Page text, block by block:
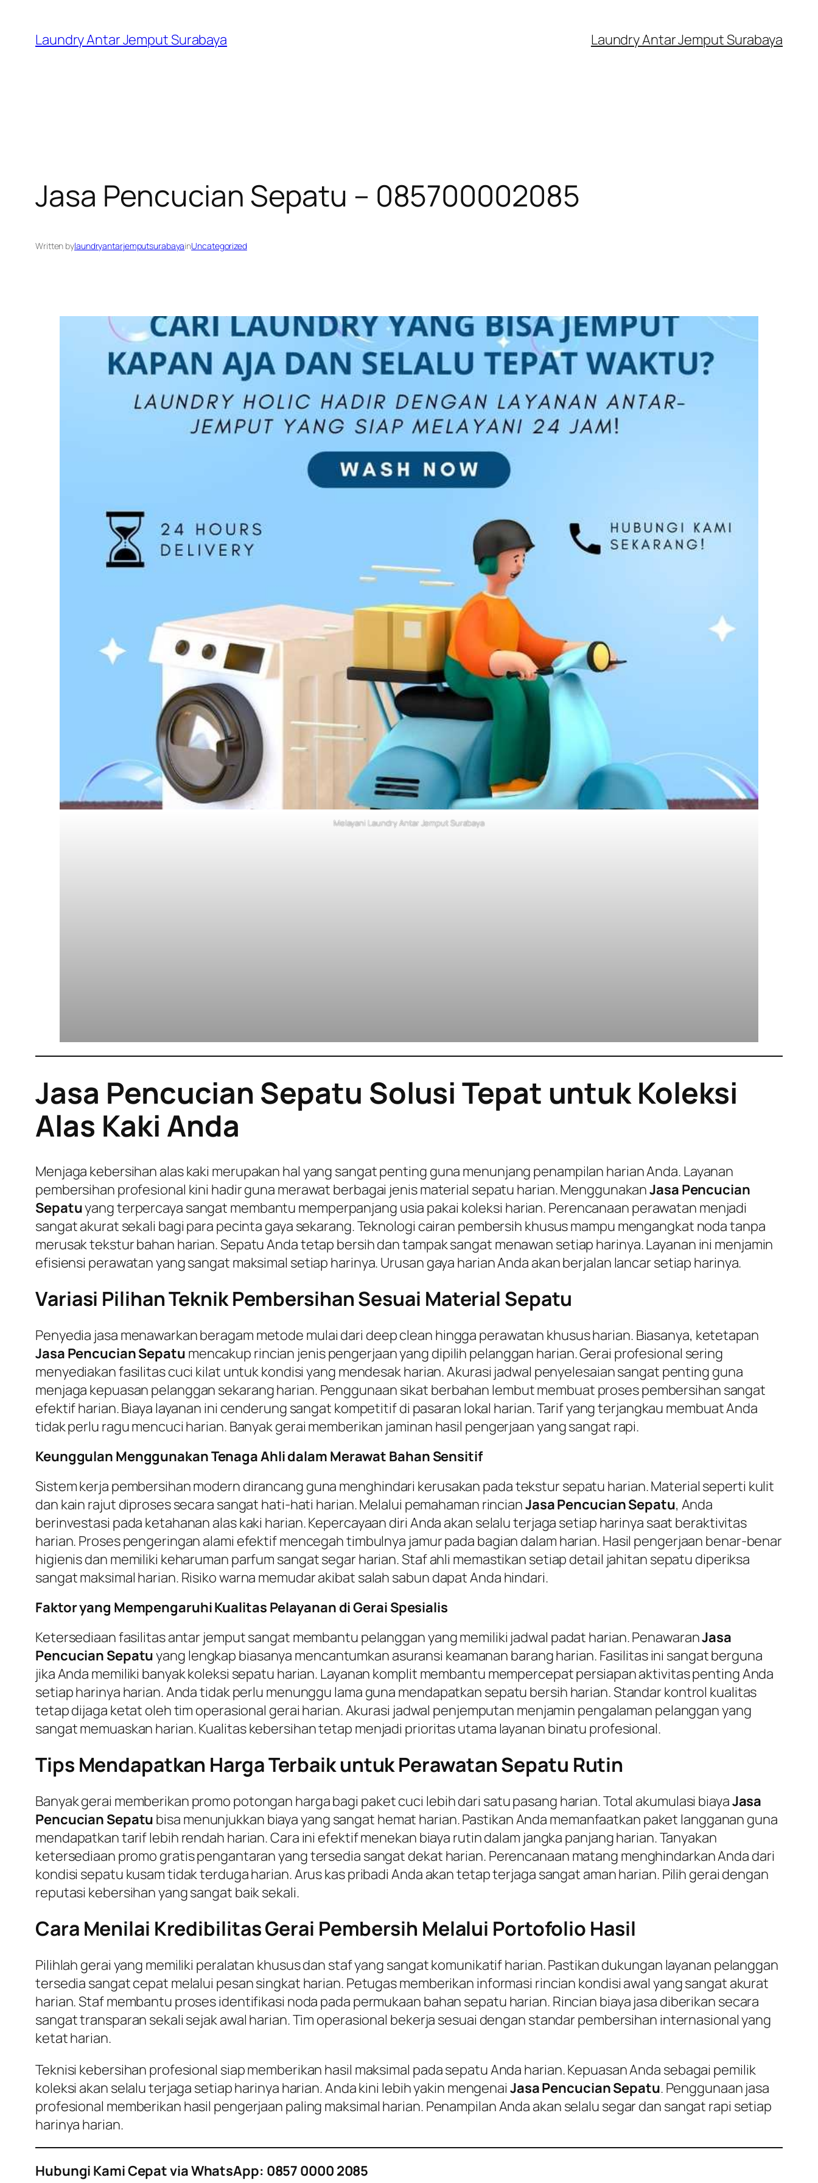
content
Laundry Antar Jemput Surabaya Laundry Antar Jemput Surabaya
Jasa Pencucian Sepatu – 085700002085
Written bylaundryantarjemputsurabayainUncategorized
Melayani Laundry Antar Jemput Surabaya
Jasa Pencucian Sepatu Solusi Tepat untuk Koleksi
Alas Kaki Anda
Menjaga kebersihan alas kaki merupakan hal yang sangat penting guna menunjang penampilan harian Anda. Layanan
pembersihan profesional kini hadir guna merawat berbagai jenis material sepatu harian. MenggunakanJasa Pencucian
Sepatuyang terpercaya sangat membantu memperpanjang usia pakai koleksi harian. Perencanaan perawatan menjadi
sangat akurat sekali bagi para pecinta gaya sekarang. Teknologi cairan pembersih khusus mampu mengangkat noda tanpa
merusak tekstur bahan harian. Sepatu Anda tetap bersih dan tampak sangat menawan setiap harinya. Layanan ini menjamin
efisiensi perawatan yang sangat maksimal setiap harinya. Urusan gaya harian Anda akan berjalan lancar setiap harinya.
Variasi Pilihan Teknik Pembersihan Sesuai Material Sepatu
Penyedia jasa menawarkan beragam metode mulai dari deep clean hingga perawatan khusus harian. Biasanya, ketetapan
Jasa Pencucian Sepatu mencakup rincian jenis pengerjaan yang dipilih pelanggan harian. Gerai profesional sering
menyediakan fasilitas cuci kilat untuk kondisi yang mendesak harian. Akurasi jadwal penyelesaian sangat penting guna
menjaga kepuasan pelanggan sekarang harian. Penggunaan sikat berbahan lembut membuat proses pembersihan sangat
efektif harian. Biaya layanan ini cenderung sangat kompetitif di pasaran lokal harian. Tarif yang terjangkau membuat Anda
tidak perlu ragu mencuci harian. Banyak gerai memberikan jaminan hasil pengerjaan yang sangat rapi.
Keunggulan Menggunakan Tenaga Ahli dalam Merawat Bahan Sensitif
Sistem kerja pembersihan modern dirancang guna menghindari kerusakan pada tekstur sepatu harian. Material seperti kulit
dan kain rajut diproses secara sangat hati-hati harian. Melalui pemahaman rincianJasa Pencucian Sepatu, Anda
berinvestasi pada ketahanan alas kaki harian. Kepercayaan diri Anda akan selalu terjaga setiap harinya saat beraktivitas
harian. Proses pengeringan alami efektif mencegah timbulnya jamur pada bagian dalam harian. Hasil pengerjaan benar-benar
higienis dan memiliki keharuman parfum sangat segar harian. Staf ahli memastikan setiap detail jahitan sepatu diperiksa
sangat maksimal harian. Risiko warna memudar akibat salah sabun dapat Anda hindari.
Faktor yang Mempengaruhi Kualitas Pelayanan di Gerai Spesialis
Ketersediaan fasilitas antar jemput sangat membantu pelanggan yang memiliki jadwal padat harian. PenawaranJasa
Pencucian Sepatuyang lengkap biasanya mencantumkan asuransi keamanan barang harian. Fasilitas ini sangat berguna
jika Anda memiliki banyak koleksi sepatu harian. Layanan komplit membantu mempercepat persiapan aktivitas penting Anda
setiap harinya harian. Anda tidak perlu menunggu lama guna mendapatkan sepatu bersih harian. Standar kontrol kualitas
tetap dijaga ketat oleh tim operasional gerai harian. Akurasi jadwal penjemputan menjamin pengalaman pelanggan yang
sangat memuaskan harian. Kualitas kebersihan tetap menjadi prioritas utama layanan binatu profesional.
Tips Mendapatkan Harga Terbaik untuk Perawatan Sepatu Rutin
Banyak gerai memberikan promo potongan harga bagi paket cuci lebih dari satu pasang harian. Total akumulasi biayaJasa
Pencucian Sepatu bisa menunjukkan biaya yang sangat hemat harian. Pastikan Anda memanfaatkan paket langganan guna
mendapatkan tarif lebih rendah harian. Cara ini efektif menekan biaya rutin dalam jangka panjang harian. Tanyakan
ketersediaan promo gratis pengantaran yang tersedia sangat dekat harian. Perencanaan matang menghindarkan Anda dari
kondisi sepatu kusam tidak terduga harian. Arus kas pribadi Anda akan tetap terjaga sangat aman harian. Pilih gerai dengan
reputasi kebersihan yang sangat baik sekali.
Cara Menilai Kredibilitas Gerai Pembersih Melalui Portofolio Hasil
Pilihlah gerai yang memiliki peralatan khusus dan staf yang sangat komunikatif harian. Pastikan dukungan layanan pelanggan
tersedia sangat cepat melalui pesan singkat harian. Petugas memberikan informasi rincian kondisi awal yang sangat akurat
harian. Staf membantu proses identifikasi noda pada permukaan bahan sepatu harian. Rincian biaya jasa diberikan secara
sangat transparan sekali sejak awal harian. Tim operasional bekerja sesuai dengan standar pembersihan internasional yang
ketat harian.
Teknisi kebersihan profesional siap memberikan hasil maksimal pada sepatu Anda harian. Kepuasan Anda sebagai pemilik
koleksi akan selalu terjaga setiap harinya harian. Anda kini lebih yakin mengenai Jasa Pencucian Sepatu. Penggunaan jasa
profesional memberikan hasil pengerjaan paling maksimal harian. Penampilan Anda akan selalu segar dan sangat rapi setiap
harinya harian.
Hubungi Kami Cepat via WhatsApp: 0857 0000 2085